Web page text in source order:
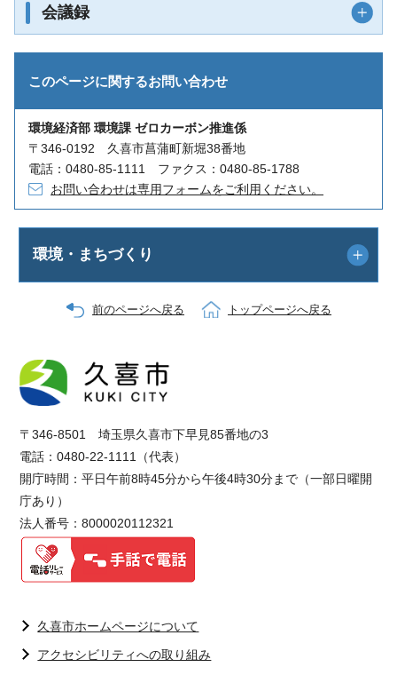
会議録
このページに関するお問い合わせ
環境経済部 環境課 ゼロカーボン推進係
〒346-0192 久喜市菖蒲町新堀38番地
電話：0480-85-1111 ファクス：0480-85-1788
お問い合わせは専用フォームをご利用ください。
環境・まちづくり
前のページへ戻る トップページへ戻る
〒346-8501 埼玉県久喜市下早見85番地の3
電話：0480-22-1111（代表）
開庁時間：平日午前8時45分から午後4時30分まで（一部日曜開
庁あり）
法人番号：8000020112321
久喜市ホームページについて
アクセシビリティへの取り組み